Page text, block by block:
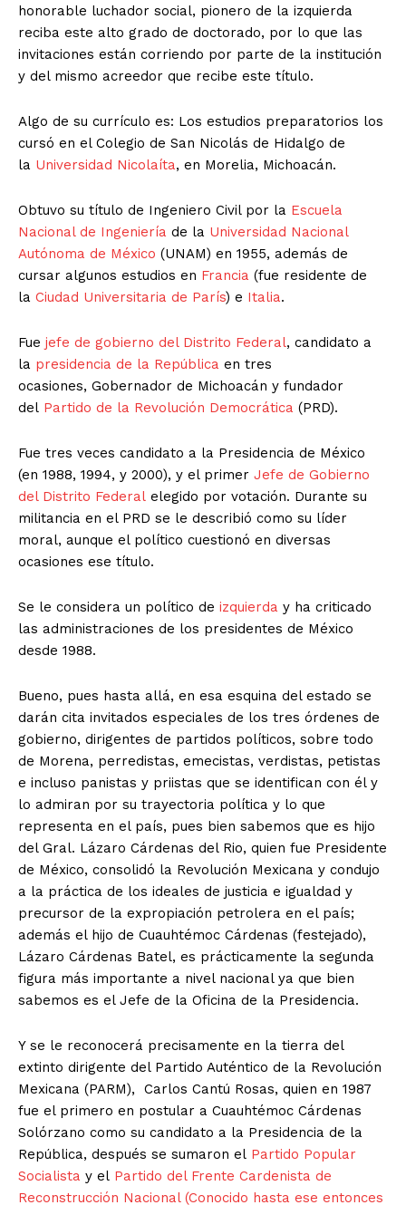
honorable luchador social, pionero de la izquierda
reciba este alto grado de doctorado, por lo que las
invitaciones están corriendo por parte de la institución
y del mismo acreedor que recibe este título.
Algo de su currículo es: Los estudios preparatorios los
cursó en el Colegio de San Nicolás de Hidalgo de
la Universidad Nicolaíta, en Morelia, Michoacán.
Obtuvo su título de Ingeniero Civil por la Escuela
Nacional de Ingeniería de la Universidad Nacional
Autónoma de México (UNAM) en 1955, además de
cursar algunos estudios en Francia (fue residente de
la Ciudad Universitaria de París) e Italia.
Fue jefe de gobierno del Distrito Federal, candidato a
la presidencia de la República en tres
ocasiones, Gobernador de Michoacán y fundador
del Partido de la Revolución Democrática (PRD).
Fue tres veces candidato a la Presidencia de México
(en 1988, 1994, y 2000), y el primer Jefe de Gobierno
del Distrito Federal elegido por votación. Durante su
militancia en el PRD se le describió como su líder
moral, aunque el político cuestionó en diversas
ocasiones ese título.
Se le considera un político de izquierda y ha criticado
las administraciones de los presidentes de México
desde 1988.
Bueno, pues hasta allá, en esa esquina del estado se
darán cita invitados especiales de los tres órdenes de
gobierno, dirigentes de partidos políticos, sobre todo
de Morena, perredistas, emecistas, verdistas, petistas
e incluso panistas y priistas que se identifican con él y
lo admiran por su trayectoria política y lo que
representa en el país, pues bien sabemos que es hijo
del Gral. Lázaro Cárdenas del Rio, quien fue Presidente
de México, consolidó la Revolución Mexicana y condujo
a la práctica de los ideales de justicia e igualdad y
precursor de la expropiación petrolera en el país;
además el hijo de Cuauhtémoc Cárdenas (festejado),
Lázaro Cárdenas Batel, es prácticamente la segunda
figura más importante a nivel nacional ya que bien
sabemos es el Jefe de la Oficina de la Presidencia.
Y se le reconocerá precisamente en la tierra del
extinto dirigente del Partido Auténtico de la Revolución
Mexicana (PARM), Carlos Cantú Rosas, quien en 1987
fue el primero en postular a Cuauhtémoc Cárdenas
Solórzano como su candidato a la Presidencia de la
República, después se sumaron el Partido Popular
Socialista y el Partido del Frente Cardenista de
Reconstrucción Nacional (Conocido hasta ese entonces